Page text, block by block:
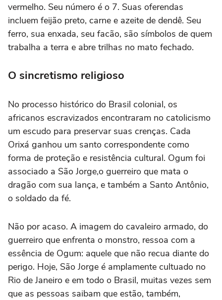
vermelho. Seu número é o 7. Suas oferendas
incluem feijão preto, carne e azeite de dendê. Seu
ferro, sua enxada, seu facão, são símbolos de quem
trabalha a terra e abre trilhas no mato fechado.
O sincretismo religioso
No processo histórico do Brasil colonial, os
africanos escravizados encontraram no catolicismo
um escudo para preservar suas crenças. Cada
Orixá ganhou um santo correspondente como
forma de proteção e resistência cultural. Ogum foi
associado a São Jorge,o guerreiro que mata o
dragão com sua lança, e também a Santo Antônio,
o soldado da fé.
Não por acaso. A imagem do cavaleiro armado, do
guerreiro que enfrenta o monstro, ressoa com a
essência de Ogum: aquele que não recua diante do
perigo. Hoje, São Jorge é amplamente cultuado no
Rio de Janeiro e em todo o Brasil, muitas vezes sem
que as pessoas saibam que estão, também,